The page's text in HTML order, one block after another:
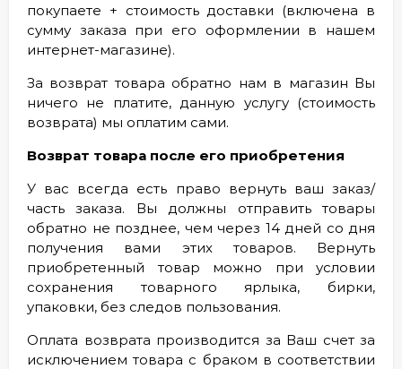
покупаете + стоимость доставки (включена в
сумму заказа при его оформлении в нашем
интернет-магазинe).
За возврат товара обратно нам в магазин Вы
ничего не платите, данную услугу (стоимость
возврата) мы оплатим сами.
Возврат товара после его приобретения
У вас всегда есть право вернуть ваш заказ/
часть заказа. Вы должны отправить товары
обратно не позднее, чем через 14 дней со дня
получения вами этих товаров. Вернуть
приобретенный товар можно при условии
сохранения товарного ярлыка, бирки,
упаковки, без следов пользования.
Оплата возврата производится за Ваш счет за
исключением товара с браком в соответствии